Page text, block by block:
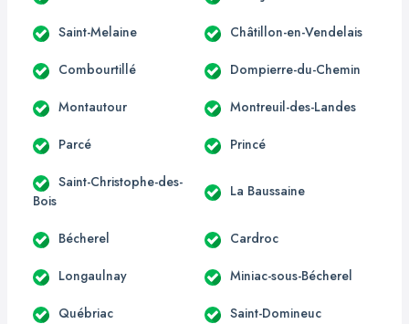
Saint-Melaine Châtillon-en-Vendelais
Combourtillé Dompierre-du-Chemin
Montautour Montreuil-des-Landes
Parcé Princé
Saint-Christophe-des-
Bois
La Baussaine
Bécherel Cardroc
Longaulnay Miniac-sous-Bécherel
Québriac Saint-Domineuc